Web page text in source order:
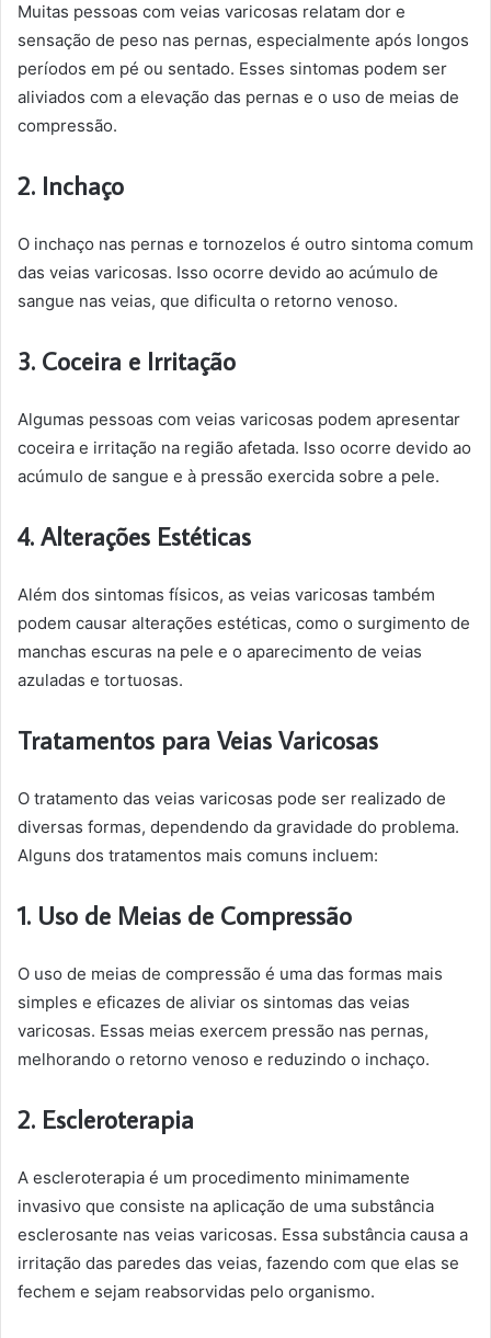
Muitas pessoas com veias varicosas relatam dor e
sensação de peso nas pernas, especialmente após longos
períodos em pé ou sentado. Esses sintomas podem ser
aliviados com a elevação das pernas e o uso de meias de
compressão.
2. Inchaço
O inchaço nas pernas e tornozelos é outro sintoma comum
das veias varicosas. Isso ocorre devido ao acúmulo de
sangue nas veias, que dificulta o retorno venoso.
3. Coceira e Irritação
Algumas pessoas com veias varicosas podem apresentar
coceira e irritação na região afetada. Isso ocorre devido ao
acúmulo de sangue e à pressão exercida sobre a pele.
4. Alterações Estéticas
Além dos sintomas físicos, as veias varicosas também
podem causar alterações estéticas, como o surgimento de
manchas escuras na pele e o aparecimento de veias
azuladas e tortuosas.
Tratamentos para Veias Varicosas
O tratamento das veias varicosas pode ser realizado de
diversas formas, dependendo da gravidade do problema.
Alguns dos tratamentos mais comuns incluem:
1. Uso de Meias de Compressão
O uso de meias de compressão é uma das formas mais
simples e eficazes de aliviar os sintomas das veias
varicosas. Essas meias exercem pressão nas pernas,
melhorando o retorno venoso e reduzindo o inchaço.
2. Escleroterapia
A escleroterapia é um procedimento minimamente
invasivo que consiste na aplicação de uma substância
esclerosante nas veias varicosas. Essa substância causa a
irritação das paredes das veias, fazendo com que elas se
fechem e sejam reabsorvidas pelo organismo.